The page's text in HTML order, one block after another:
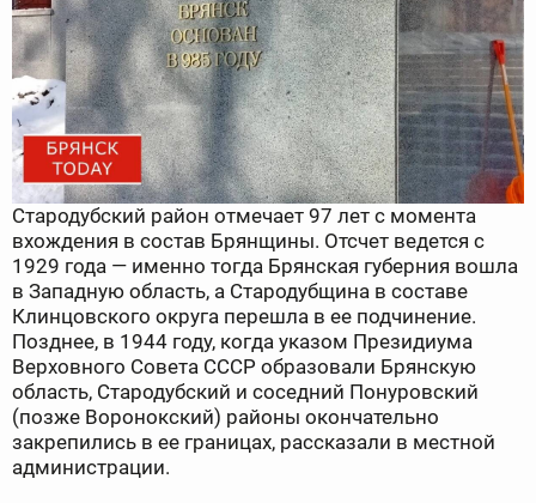
Стародубский район отмечает 97 лет с момента
вхождения в состав Брянщины. Отсчет ведется с
1929 года — именно тогда Брянская губерния вошла
в Западную область, а Стародубщина в составе
Клинцовского округа перешла в ее подчинение.
Позднее, в 1944 году, когда указом Президиума
Верховного Совета СССР образовали Брянскую
область, Стародубский и соседний Понуровский
(позже Воронокский) районы окончательно
закрепились в ее границах, рассказали в местной
администрации.